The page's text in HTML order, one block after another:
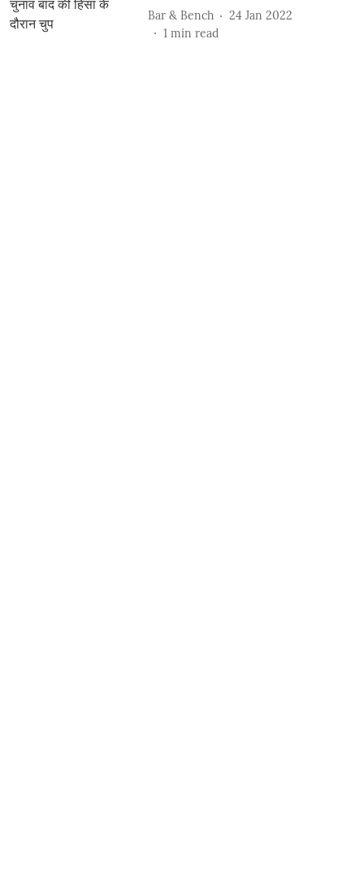
Bar & Bench
24 Jan 2022
1 min read